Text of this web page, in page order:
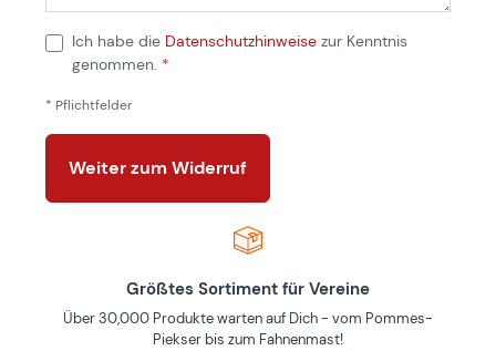
Ich habe die Datenschutzhinweise zur Kenntnis
genommen. *
* Pflichtfelder
Weiter zum Widerruf
Größtes Sortiment für Vereine
Über 30,000 Produkte warten auf Dich - vom Pommes-
Piekser bis zum Fahnenmast!